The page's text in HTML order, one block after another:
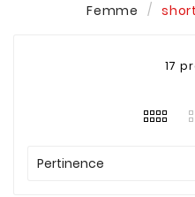
Femme
17
Pertinence